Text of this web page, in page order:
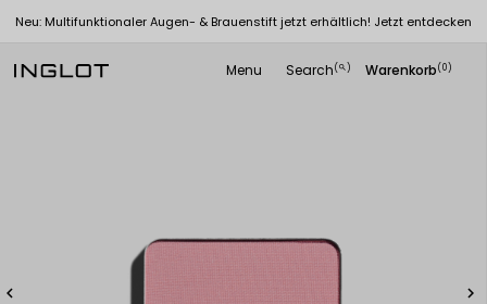
Neu: Multifunktionaler Augen- & Brauenstift jetzt erhältlich! Jetzt entdecken
Menu Search(
search ) Warenkorb(0)
 